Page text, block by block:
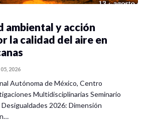
ambiental y acción
la calidad del aire en
2026
Autónoma de México, Centro
Multidisciplinarias Seminario
2026: Dimensión